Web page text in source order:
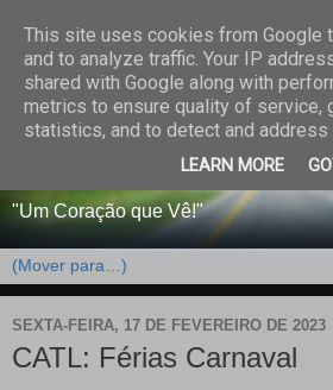
CENTRO
SOCIAL DO
DE BEJA
"Um Coração que Vê!"
SEXTA-FEIRA, 17 DE FEVEREIRO DE 2023
CATL: Férias Carnaval
This site uses cookies from Google
and to analyze traffic. Your IP
shared with Google along with
metrics to ensure quality of service,
statistics, and to detect and address
LEARN MORE